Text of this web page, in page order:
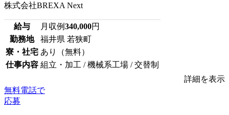
株式会社BREXA Next
給与 月収例340,000円
勤務地
福井県 若狭町
寮・社宅 あり（無料）
仕事内容 組立・加工 / 機械系工場 / 交替制
詳細を表示
無料電話で
応募